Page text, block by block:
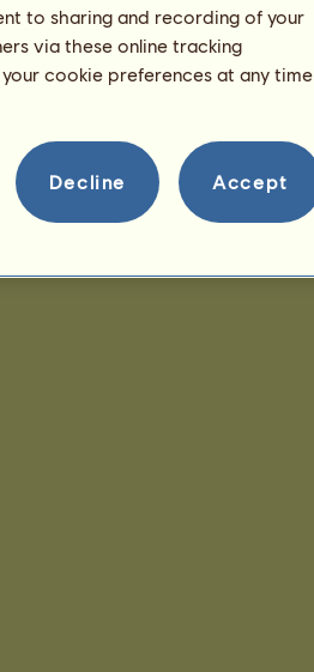
española
ฅ꓄ꁝꏂ ꅐꄲ꒒ꊰ'ꇙ ꇙꉣꄲ꓄ฅ
Miembros:2
༒Desert King's༒
Miembros: 3
Raza del equipo:Árabe
to sharing and recording of your
via these online tracking
cookie preferences at any time
Decline Accept